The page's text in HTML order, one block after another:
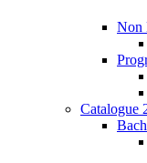
Non
Catalogue